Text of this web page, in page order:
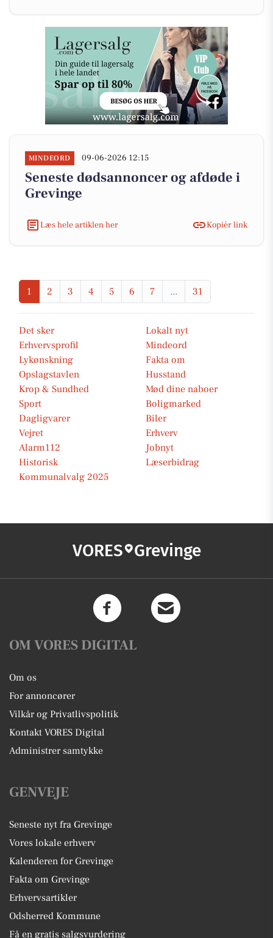
MINDEORD 09-06-2026 12:15
Seneste dødsannoncer og afdøde i
Grevinge
Læs hele artiklen her Kopiér link
1 2 3 4 5 6 7 ... 31
Det sker
Lokalt nyt
Erhvervsprofil
Mindeord
Lykønskning
Fakta om
Opslagstavlen
Husstand
Krop & Sundhed
Mød dine naboer
Sport
Boligmarked
Dagligvarer
Biler
Vejret
Erhverv
Alarm112
Jobnyt
Historisk
Læserbidrag
Kommunalvalg 2025
VORES Grevinge
OM VORES DIGITAL
Om os
For annoncører
Vilkår og Privatlivspolitik
Kontakt VORES Digital
Administrer samtykke
GENVEJE
Seneste nyt fra Grevinge
Vores lokale erhverv
Kalenderen for Grevinge
Fakta om Grevinge
Erhvervsartikler
Odsherred Kommune
Få en gratis salgsvurdering